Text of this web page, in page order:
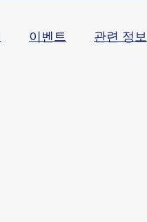
이벤트 관련 정보